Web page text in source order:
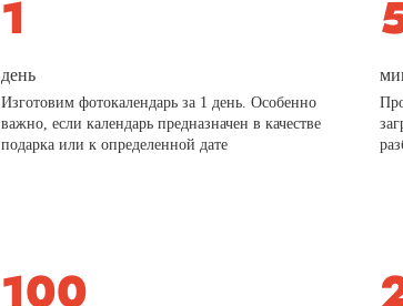
день
Изготовим фотокалендарь за 1 день. Особенно
важно, если календарь предназначен в качестве
подарка или к определенной дате